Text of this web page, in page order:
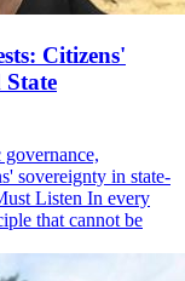
Citizens'
sovereignty in state-
Listen In every
that cannot be